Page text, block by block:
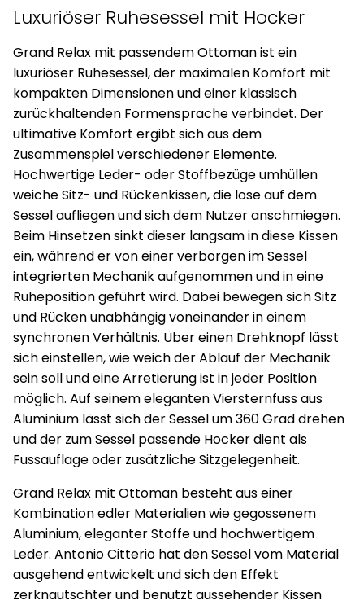
Luxuriöser Ruhesessel mit Hocker
Grand Relax mit passendem Ottoman ist ein
luxuriöser Ruhesessel, der maximalen Komfort mit
kompakten Dimensionen und einer klassisch
zurückhaltenden Formensprache verbindet. Der
ultimative Komfort ergibt sich aus dem
Zusammenspiel verschiedener Elemente.
Hochwertige Leder- oder Stoffbezüge umhüllen
weiche Sitz- und Rückenkissen, die lose auf dem
Sessel aufliegen und sich dem Nutzer anschmiegen.
Beim Hinsetzen sinkt dieser langsam in diese Kissen
ein, während er von einer verborgen im Sessel
integrierten Mechanik aufgenommen und in eine
Ruheposition geführt wird. Dabei bewegen sich Sitz
und Rücken unabhängig voneinander in einem
synchronen Verhältnis. Über einen Drehknopf lässt
sich einstellen, wie weich der Ablauf der Mechanik
sein soll und eine Arretierung ist in jeder Position
möglich. Auf seinem eleganten Viersternfuss aus
Aluminium lässt sich der Sessel um 360 Grad drehen
und der zum Sessel passende Hocker dient als
Fussauflage oder zusätzliche Sitzgelegenheit.
Grand Relax mit Ottoman besteht aus einer
Kombination edler Materialien wie gegossenem
Aluminium, eleganter Stoffe und hochwertigem
Leder. Antonio Citterio hat den Sessel vom Material
ausgehend entwickelt und sich den Effekt
zerknautschter und benutzt aussehender Kissen